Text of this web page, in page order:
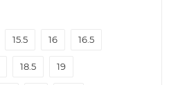
15.5 16 16.5
18.5 19